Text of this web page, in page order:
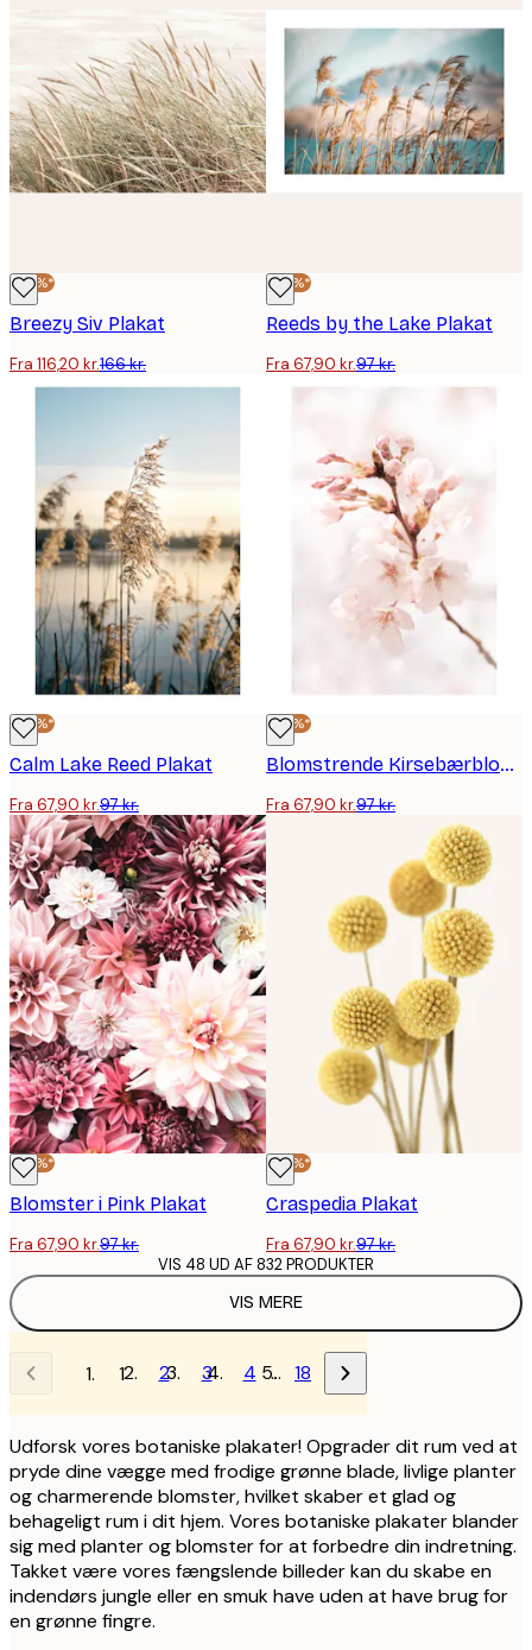
-30%*
Breezy Siv Plakat
Fra 116,20 kr.166 kr.
-30%*
Reeds by the Lake Plakat
Fra 67,90 kr.97 kr.
-30%*
Calm Lake Reed Plakat
Fra 67,90 kr.97 kr.
-30%*
Blomstrende Kirsebærblomst Plakat
Fra 67,90 kr.97 kr.
-30%*
Blomster i Pink Plakat
Fra 67,90 kr.97 kr.
-30%*
Craspedia Plakat
Fra 67,90 kr.97 kr.
VIS MERE
VIS 48 UD AF 832 PRODUKTER
1 2 3 4 … 18
Udforsk vores botaniske plakater! Opgrader dit rum ved at
pryde dine vægge med frodige grønne blade, livlige planter
og charmerende blomster, hvilket skaber et glad og
behageligt rum i dit hjem. Vores botaniske plakater blander
sig med planter og blomster for at forbedre din indretning.
Takket være vores fængslende billeder kan du skabe en
indendørs jungle eller en smuk have uden at have brug for
en grønne fingre.